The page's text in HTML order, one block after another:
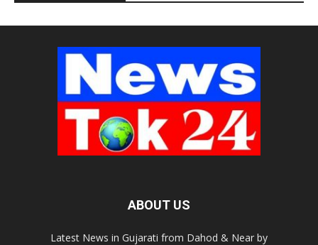
ABOUT US
Latest News in Gujarati from Dahod & Near by